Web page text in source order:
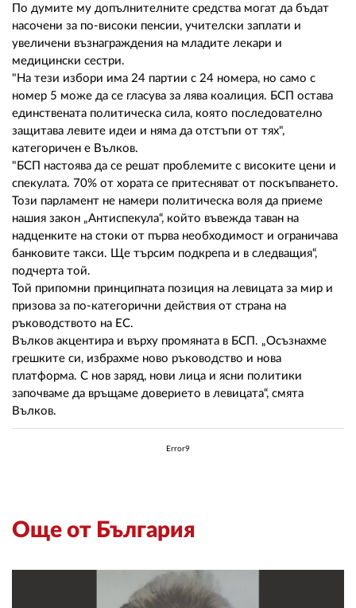
По думите му допълнителните средства могат да бъдат
насочени за по-високи пенсии, учителски заплати и
увеличени възнаграждения на младите лекари и
медицински сестри.
"На тези избори има 24 партии с 24 номера, но само с
номер 5 може да се гласува за лява коалиция. БСП остава
единствената политическа сила, която последователно
защитава левите идеи и няма да отстъпи от тях",
категоричен е Вълков.
"БСП настоява да се решат проблемите с високите цени и
спекулата. 70% от хората се притесняват от поскъпването.
Този парламент не намери политическа воля да приеме
нашия закон „Антиспекула“, който въвежда таван на
надценките на стоки от първа необходимост и ограничава
банковите такси. Ще търсим подкрепа и в следващия“,
подчерта той.
Той припомни принципната позиция на левицата за мир и
призова за по-категорични действия от страна на
ръководството на ЕС.
Вълков акцентира и върху промяната в БСП. „Осъзнахме
грешките си, избрахме ново ръководство и нова
платформа. С нов заряд, нови лица и ясни политики
започваме да връщаме доверието в левицата“, смята
Вълков.
Error9
Още от България
02 975 20 35